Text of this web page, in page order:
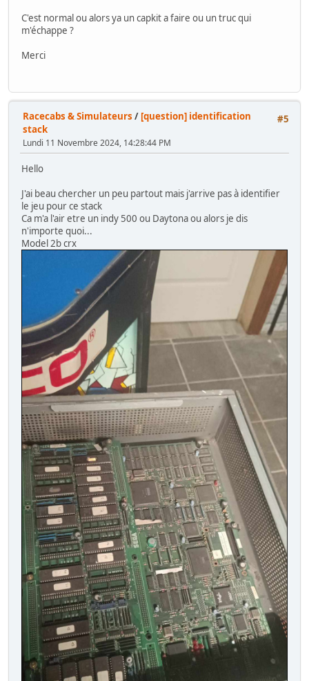
C'est normal ou alors ya un capkit a faire ou un truc qui
m'échappe ?
Merci
#5
Racecabs & Simulateurs / [question] identification
stack
Lundi 11 Novembre 2024, 14:28:44 PM
Hello
J'ai beau chercher un peu partout mais j'arrive pas à identifier
le jeu pour ce stack
Ca m'a l'air etre un indy 500 ou Daytona ou alors je dis
n'importe quoi...
Model 2b crx